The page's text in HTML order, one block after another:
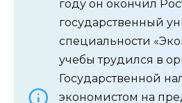
году он окончил
государственный
специальности
учебы трудился в
Государственной
экономистом на